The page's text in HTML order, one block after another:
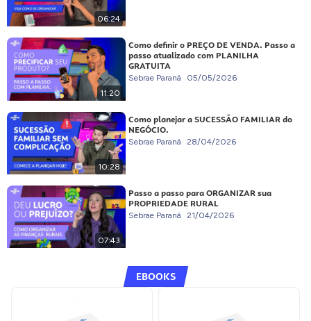
06:24
11:20
Como definir o PREÇO DE VENDA. Passo a
passo atualizado com PLANILHA
GRATUITA
Sebrae Paraná 05/05/2026
10:28
Como planejar a SUCESSÃO FAMILIAR do
NEGÓCIO.
Sebrae Paraná 28/04/2026
07:43
Passo a passo para ORGANIZAR sua
PROPRIEDADE RURAL
Sebrae Paraná 21/04/2026
EBOOKS